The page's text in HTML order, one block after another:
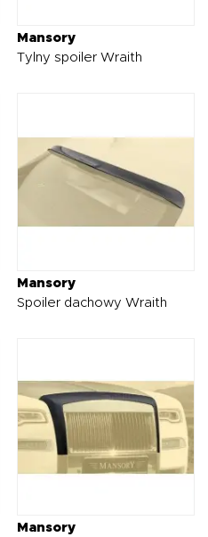
Mansory
Tylny spoiler Wraith
Mansory
Spoiler dachowy Wraith
Mansory